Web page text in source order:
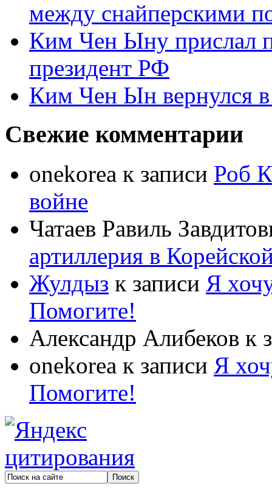
между снайперскими
Ким Чен Ыну прислал
президент РФ
Ким Чен Ын вернулся
Свежие комментарии
onekorea к записи Роб
войне
Чатаев Равиль
артиллерия в
Жулдыз к записи Я
Помогите!
Александр Алибеков к
onekorea к записи Я
Помогите!